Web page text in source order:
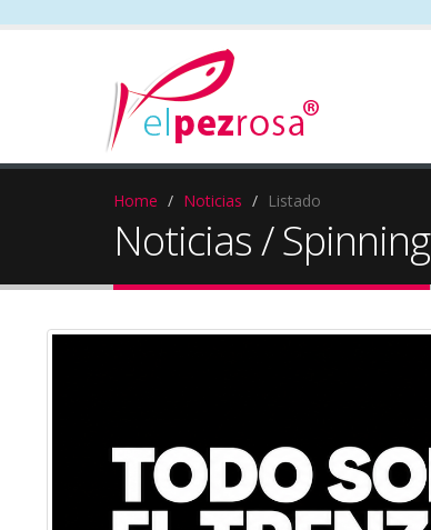
Home Noticias Listado
Noticias / Spinning